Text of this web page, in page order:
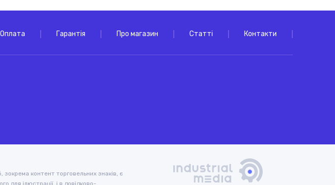
Оплата Гарантія Про магазин Статті Контакти
зокрема контент торговельних знаків, є
для ілюстрації, і в довідково-